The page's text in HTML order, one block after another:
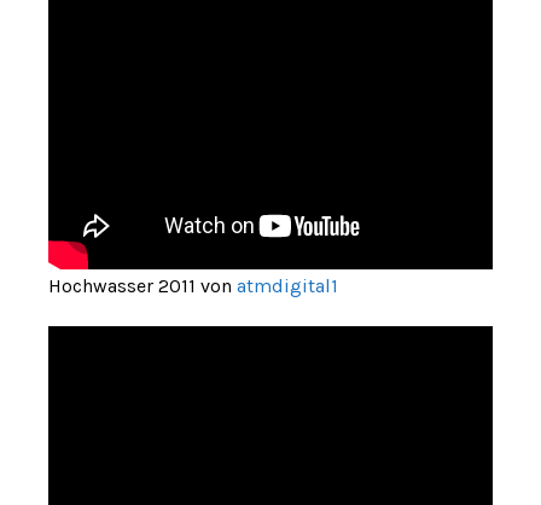
Hochwasser 2011 von atmdigital1